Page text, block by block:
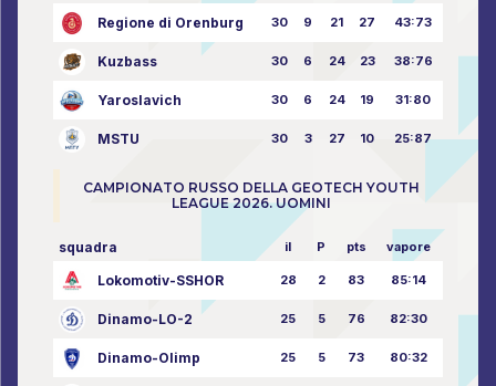
Regione di Orenburg 30 9 21 27 43:73
Kuzbass 30 6 24 23 38:76
Yaroslavich 30 6 24 19 31:80
MSTU 30 3 27 10 25:87
CAMPIONATO RUSSO DELLA GEOTECH YOUTH
LEAGUE 2026. UOMINI
squadra il P pts vapore
Lokomotiv-SSHOR 28 2 83 85:14
Dinamo-LO-2 25 5 76 82:30
Dinamo-Olimp 25 5 73 80:32